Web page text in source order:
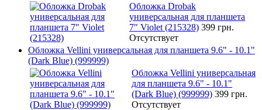
Обложка Drobak
универсальная для планшета
7" Violet (215328) 399 грн.
Отсутствует
Обложка Vellini универсальная для планшета 9.6" - 10.1"
(Dark Blue) (999999)
Обложка Vellini универсальная
для планшета 9.6" - 10.1"
(Dark Blue) (999999) 399 грн.
Отсутствует